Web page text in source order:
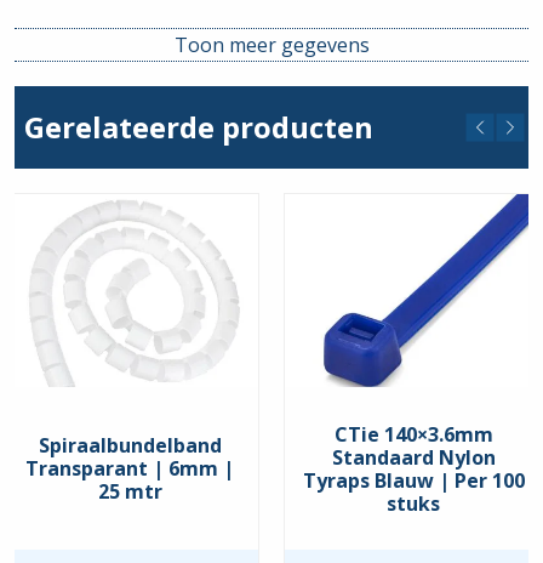
140mm
Toon meer gegevens
Gerelateerde producten
Spiraalbundelband
Transparant | 6mm |
25 mtr
CTie 140×3.6mm
Standaard Nylon
Tyraps Blauw | Per 100
stuks